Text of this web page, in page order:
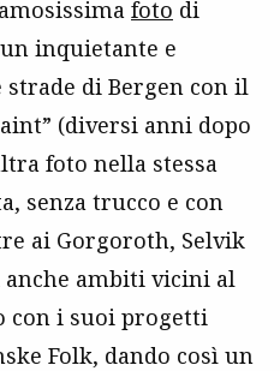
foto di
inquietante e
di Bergen con il
(diversi anni dopo
foto nella stessa
senza trucco e con
ai Gorgoroth, Selvik
ambiti vicini al
con i suoi progetti
Folk, dando così un